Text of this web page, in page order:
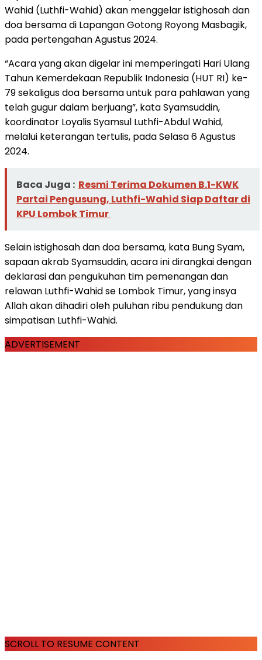
Wahid (Luthfi-Wahid) akan menggelar istighosah dan
doa bersama di Lapangan Gotong Royong Masbagik,
pada pertengahan Agustus 2024.
“Acara yang akan digelar ini memperingati Hari Ulang
Tahun Kemerdekaan Republik Indonesia (HUT RI) ke-
79 sekaligus doa bersama untuk para pahlawan yang
telah gugur dalam berjuang”, kata Syamsuddin,
koordinator Loyalis Syamsul Luthfi-Abdul Wahid,
melalui keterangan tertulis, pada Selasa 6 Agustus
2024.
Baca Juga : Resmi Terima Dokumen B.1-KWK
Partai Pengusung, Luthfi-Wahid Siap Daftar di
KPU Lombok Timur
Selain istighosah dan doa bersama, kata Bung Syam,
sapaan akrab Syamsuddin, acara ini dirangkai dengan
deklarasi dan pengukuhan tim pemenangan dan
relawan Luthfi-Wahid se Lombok Timur, yang insya
Allah akan dihadiri oleh puluhan ribu pendukung dan
simpatisan Luthfi-Wahid.
ADVERTISEMENT
SCROLL TO RESUME CONTENT